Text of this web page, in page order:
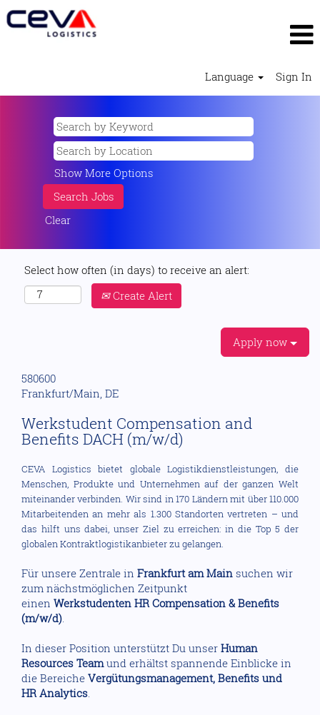
Language Sign In
Show More Options
Clear
Select how often (in days) to receive an alert:
Create Alert
Apply now
580600
Frankfurt/Main, DE
Werkstudent Compensation and
Benefits DACH (m/w/d)
CEVA Logistics bietet globale Logistikdienstleistungen, die
Menschen, Produkte und Unternehmen auf der ganzen Welt
miteinander verbinden. Wir sind in 170 Ländern mit über 110.000
Mitarbeitenden an mehr als 1.300 Standorten vertreten – und
das hilft uns dabei, unser Ziel zu erreichen: in die Top 5 der
globalen Kontraktlogistikanbieter zu gelangen.
Für unsere Zentrale in Frankfurt am Main suchen wir
zum nächstmöglichen Zeitpunkt
einen Werkstudenten HR Compensation & Benefits
(m/w/d).
In dieser Position unterstützt Du unser Human
Resources Teamund erhältst spannende Einblicke in
die Bereiche Vergütungsmanagement, Benefits und
HR Analytics.